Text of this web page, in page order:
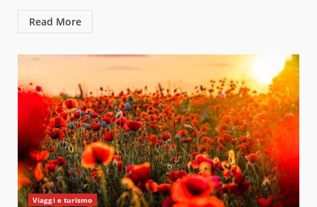
Read More
Viaggi e turismo